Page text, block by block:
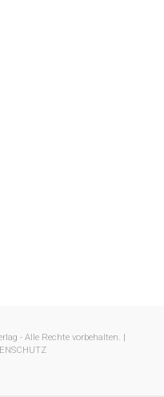
- Alle Rechte vorbehalten. |